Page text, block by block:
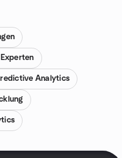
Analytics